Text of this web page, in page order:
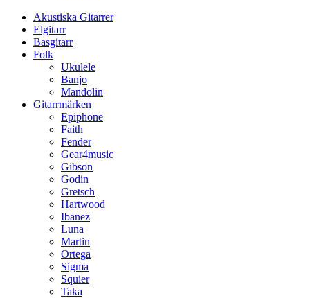
Akustiska Gitarrer
Elgitarr
Basgitarr
Folk
Ukulele
Banjo
Mandolin
Gitarrmärken
Epiphone
Faith
Fender
Gear4music
Gibson
Godin
Gretsch
Hartwood
Ibanez
Luna
Martin
Ortega
Sigma
Squier
Taka